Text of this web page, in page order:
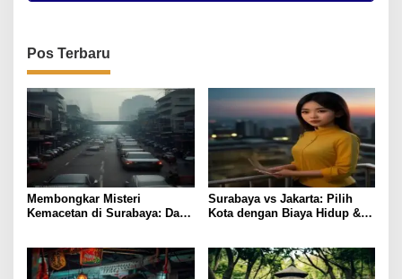
Pos Terbaru
Membongkar Misteri
Kemacetan di Surabaya: Data
Surabaya vs Jakarta: Pilih
Kota dengan Biaya Hidup &